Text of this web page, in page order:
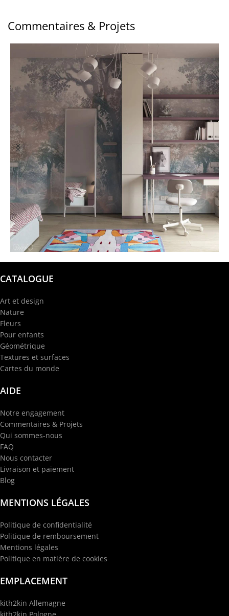
Commentaires & Projets
@garba.design
CATALOGUE
Art et design
Nature
Fleurs
Pour enfants
Géométrique
Textures et surfaces
Cartes du monde
AIDE
Notre engagement
Commentaires & Projets
Qui sommes-nous
FAQ
Nous contacter
Livraison et paiement
Blog
MENTIONS LÉGALES
Politique de confidentialité
Politique de remboursement
Mentions légales
Politique en matière de cookies
EMPLACEMENT
kith2kin Allemagne